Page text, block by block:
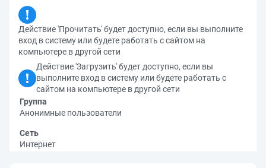
Действие 'Прочитать' будет доступно, если вы выполните
вход в систему или будете работать с сайтом на
компьютере в другой сети
Действие 'Загрузить' будет доступно, если вы
выполните вход в систему или будете работать с
сайтом на компьютере в другой сети
Группа
Анонимные пользователи
Сеть
Интернет